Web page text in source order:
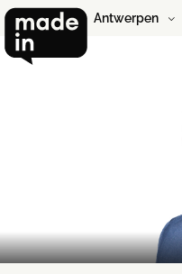
Antwerpen